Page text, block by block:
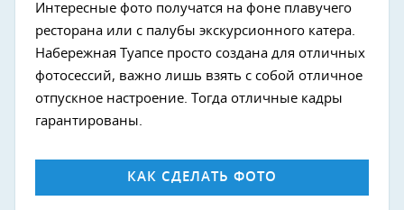
Интересные фото получатся на фоне плавучего
ресторана или с палубы экскурсионного катера.
Набережная Туапсе просто создана для отличных
фотосессий, важно лишь взять с собой отличное
отпускное настроение. Тогда отличные кадры
гарантированы.
КАК СДЕЛАТЬ ФОТО